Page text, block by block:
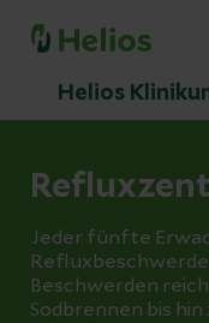
Helios
Jeder fünfte
Beschwerden
Sodbrennen bis